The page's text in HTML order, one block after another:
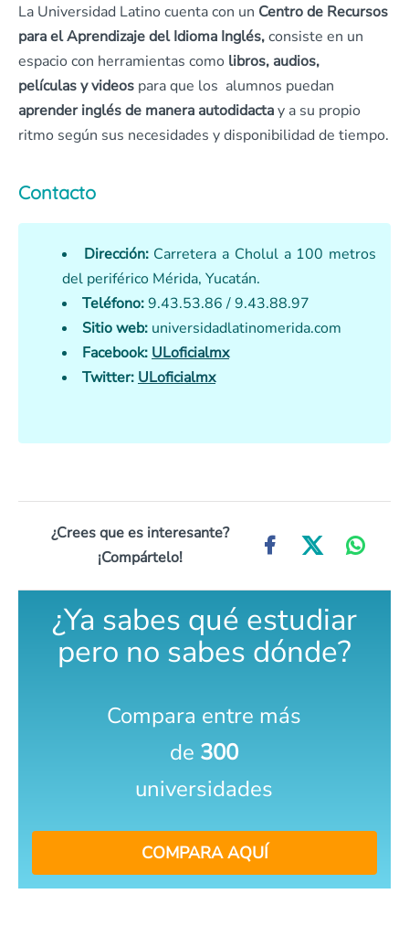
La Universidad Latino cuenta con un Centro de Recursos
para el Aprendizaje del Idioma Inglés,consiste en un
espacio con herramientas como libros, audios,
películas y videos para que los alumnos puedan
aprender inglés de manera autodidactay a su propio
ritmo según sus necesidades y disponibilidad de tiempo.
Contacto
Dirección: Carretera a Cholul a 100 metros
del periférico Mérida, Yucatán.
Teléfono:9.43.53.86 /9.43.88.97
Sitio web: universidadlatinomerida.com
Facebook: ULoficialmx
Twitter: ULoficialmx
¿Crees que es interesante?
¡Compártelo!
¿Ya sabes qué estudiar
pero no sabes dónde?
Compara entre más
de 300
universidades
COMPARA AQUÍ